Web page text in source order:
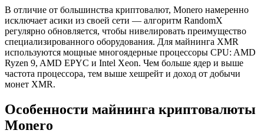
В отличие от большинства криптовалют, Monero намеренно
исключает асики из своей сети — алгоритм RandomX
регулярно обновляется, чтобы нивелировать преимущество
специализированного оборудования. Для майнинга XMR
используются мощные многоядерные процессоры CPU: AMD
Ryzen 9, AMD EPYC и Intel Xeon. Чем больше ядер и выше
частота процессора, тем выше хешрейт и доход от добычи
монет XMR.
Особенности майнинга криптовалюты
Monero